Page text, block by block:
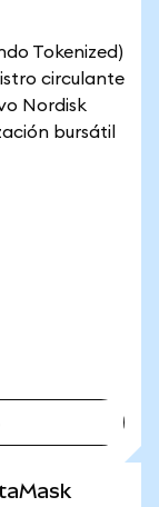
Tokenized)
circulante
Nordisk
bursátil